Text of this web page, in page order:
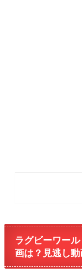
ラグビーワー
画は？見逃し